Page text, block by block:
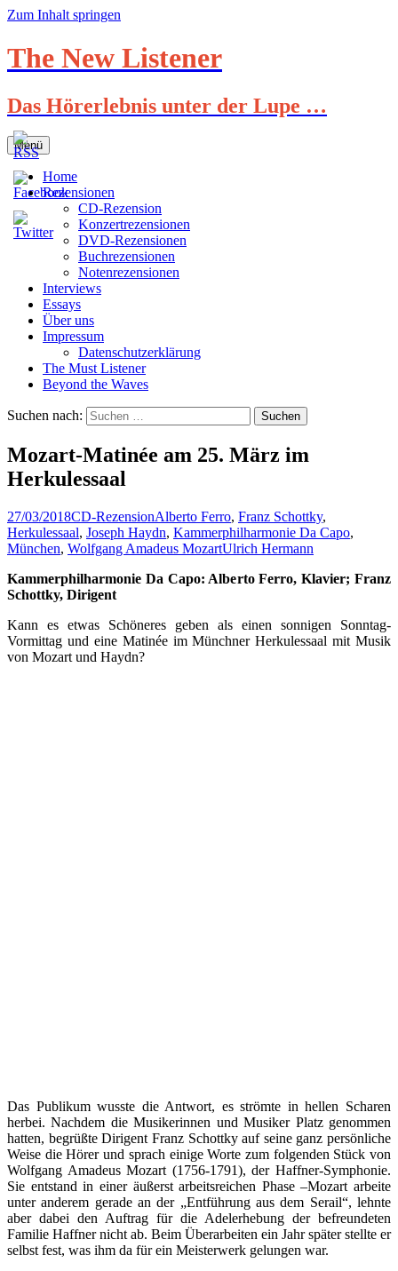
Zum Inhalt springen
The New Listener
Das Hörerlebnis unter der Lupe …
Menü
Home
Rezensionen
CD-Rezension
Konzertrezensionen
DVD-Rezensionen
Buchrezensionen
Notenrezensionen
Interviews
Essays
Über uns
Impressum
Datenschutzerklärung
The Must Listener
Beyond the Waves
Suchen nach:
Mozart-Matinée am 25. März im
Herkulessaal
27/03/2018CD-RezensionAlberto Ferro, Franz Schottky,
Herkulessaal, Joseph Haydn, Kammerphilharmonie Da Capo,
München, Wolfgang Amadeus MozartUlrich Hermann
Kammerphilharmonie Da Capo: Alberto Ferro, Klavier; Franz
Schottky, Dirigent
Kann es etwas Schöneres geben als einen sonnigen Sonntag-
Vormittag und eine Matinée im Münchner Herkulessaal mit Musik
von Mozart und Haydn?
Das Publikum wusste die Antwort, es strömte in hellen Scharen
herbei. Nachdem die Musikerinnen und Musiker Platz genommen
hatten, begrüßte Dirigent Franz Schottky auf seine ganz persönliche
Weise die Hörer und sprach einige Worte zum folgenden Stück von
Wolfgang Amadeus Mozart (1756-1791), der Haffner-Symphonie.
Sie entstand in einer äußerst arbeitsreichen Phase –Mozart arbeite
unter anderem gerade an der „Entführung aus dem Serail“, lehnte
aber dabei den Auftrag für die Adelerhebung der befreundeten
Familie Haffner nicht ab. Beim Überarbeiten ein Jahr später stellte er
selbst fest, was ihm da für ein Meisterwerk gelungen war.